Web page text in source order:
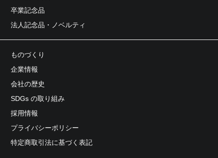
卒業記念品
法人記念品・ノベルティ
ものづくり
企業情報
会社の歴史
SDGs の取り組み
採用情報
プライバシーポリシー
特定商取引法に基づく表記